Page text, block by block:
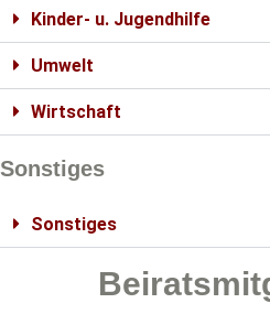
Kinder- u. Jugendhilfe
Umwelt
Wirtschaft
Sonstiges
Sonstiges